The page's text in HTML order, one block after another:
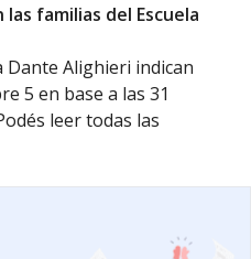
familias del Escuela
Dante Alighieri indican
5 en base a las 31
leer todas las